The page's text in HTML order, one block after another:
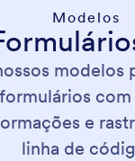
Modelos
e
linha de